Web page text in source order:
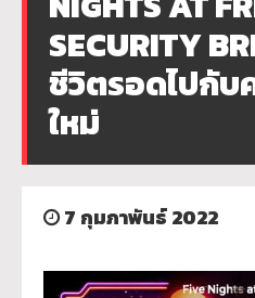
SECURITY
ชีวิตรอดไปกับ
ใหม่
7 กุมภาพันธ์ 2022